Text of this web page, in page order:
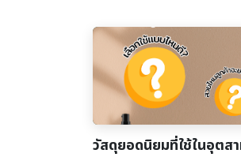
วัสดุยอดนิยมที่ใช้ในอุตส